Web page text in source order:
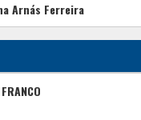
Arnás Ferreira